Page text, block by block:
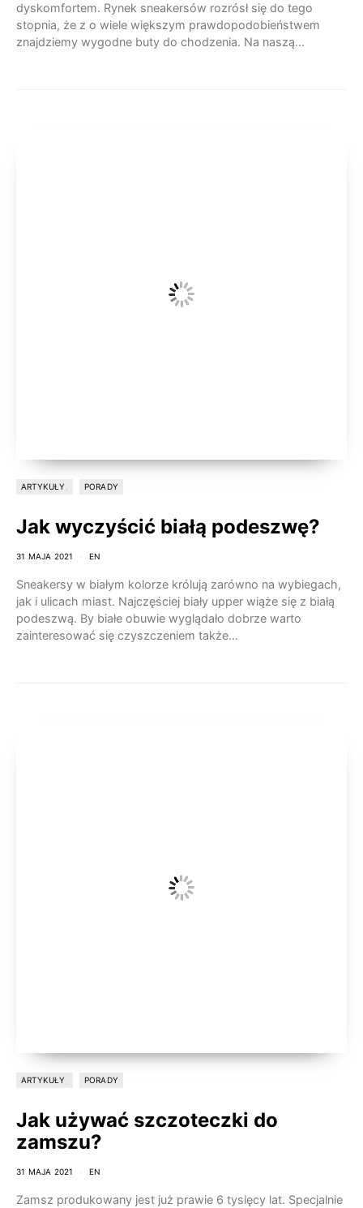
dyskomfortem. Rynek sneakersów rozrósł się do tego
stopnia, że z o wiele większym prawdopodobieństwem
znajdziemy wygodne buty do chodzenia. Na naszą…
ARTYKUŁY PORADY
Jak wyczyścić białą podeszwę?
31 MAJA 2021 EN
Sneakersy w białym kolorze królują zarówno na wybiegach,
jak i ulicach miast. Najczęściej biały upper wiąże się z białą
podeszwą. By białe obuwie wyglądało dobrze warto
zainteresować się czyszczeniem także…
ARTYKUŁY PORADY
Jak używać szczoteczki do
zamszu?
31 MAJA 2021 EN
Zamsz produkowany jest już prawie 6 tysięcy lat. Specjalnie